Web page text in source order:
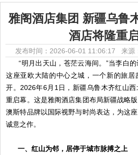
雅阁酒店集团 新疆乌鲁
酒店将隆重
发布时间：2026-06-01 11:06:17 来源
“明月出天山，苍茫云海间。”当李白的
这座亚欧大陆的中心之城，一个新的旅居
开。2026年6月1日，新疆乌鲁木齐红山
重启幕。这是雅阁酒店集团布局新疆战略
澳斯特品牌以国际视野与时尚表达，为这
诚意之作。
一、红山为邻，居停于城市脉搏之上